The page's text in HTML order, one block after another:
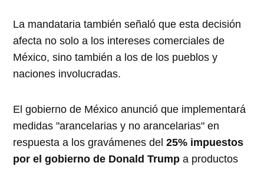
La mandataria también señaló que esta decisión
afecta no solo a los intereses comerciales de
México, sino también a los de los pueblos y
naciones involucradas.
El gobierno de México anunció que implementará
medidas "arancelarias y no arancelarias" en
respuesta a los gravámenes del25% impuestos
por el gobierno de Donald Trump a productos